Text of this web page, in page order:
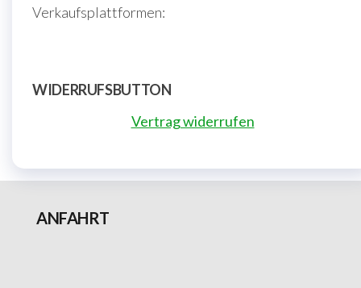
Verkaufsplattformen:
WIDERRUFSBUTTON
Vertrag widerrufen
ANFAHRT